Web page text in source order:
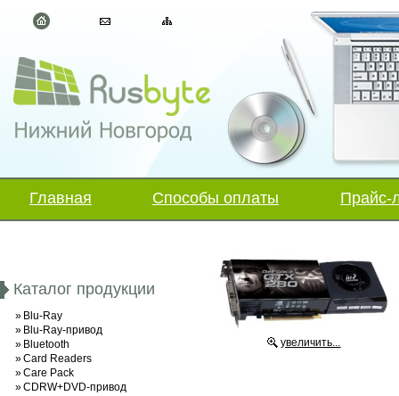
Главная Способы оплаты Прайс-
Каталог продукции
» Blu-Ray
» Blu-Ray-привод
» Bluetooth
»Card Readers
»Care Pack
»CDRW+DVD-привод
увеличить...